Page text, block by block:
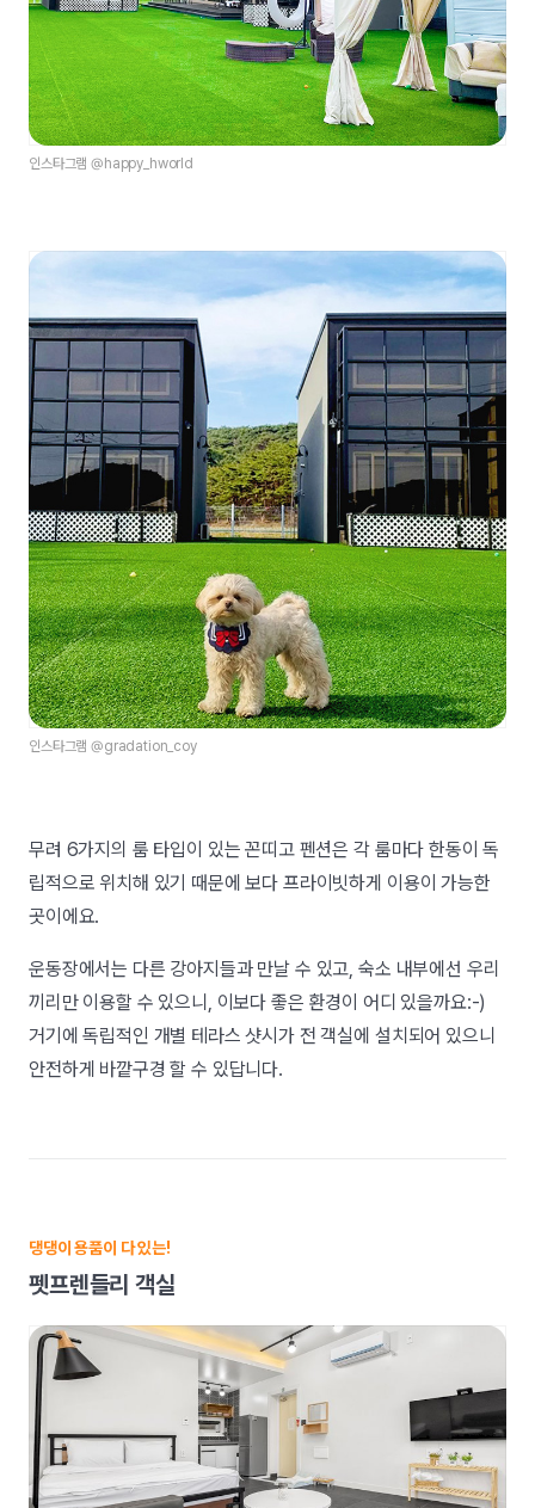
인스타그램 @happy_hworld
인스타그램 @gradation_coy
무려 6가지의 룸 타입이 있는 꼰띠고 펜션은 각 룸마다 한동이 독
립적으로 위치해 있기 때문에 보다 프라이빗하게 이용이 가능한
곳이에요.
운동장에서는 다른 강아지들과 만날 수 있고, 숙소 내부에선 우리
끼리만 이용할 수 있으니, 이보다 좋은 환경이 어디 있을까요:-)
거기에 독립적인 개별 테라스 샷시가 전 객실에 설치되어 있으니
안전하게 바깥구경 할 수 있답니다.
댕댕이 용품이 다 있는!
펫프렌들리 객실